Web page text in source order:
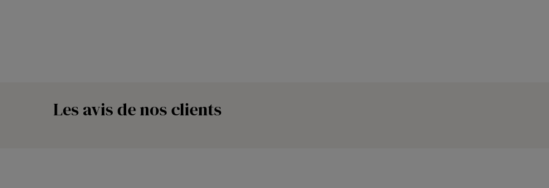
Les avis de nos clients